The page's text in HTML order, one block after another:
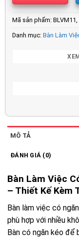
Mã sản phẩm: BLVM11,
Danh mục: Bàn Làm
MÔ TẢ
ĐÁNH GIÁ (0)
Bàn Làm Việc
– Thiết Kế Kèm
Bàn làm việc có
phù hợp với nhiều
Bàn có ngăn kéo